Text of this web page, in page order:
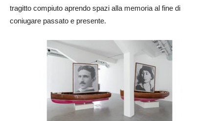
tragitto compiuto aprendo spazi alla memoria al fine di
coniugare passato e presente.